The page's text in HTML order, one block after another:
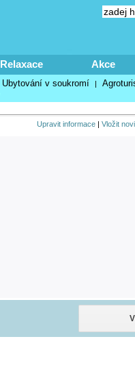
Relaxace Akce
Ubytování v soukromí |
Upravit informace| Vložit